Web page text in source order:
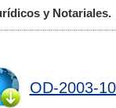
y Notariales.
OD-2003-